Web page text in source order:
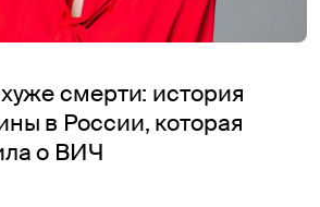
смерти: история
в России, которая
о ВИЧ